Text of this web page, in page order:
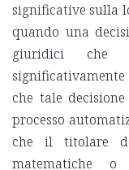
significative sulla
quando una
giuridici che
che tale
processo
che il titolare
matematiche